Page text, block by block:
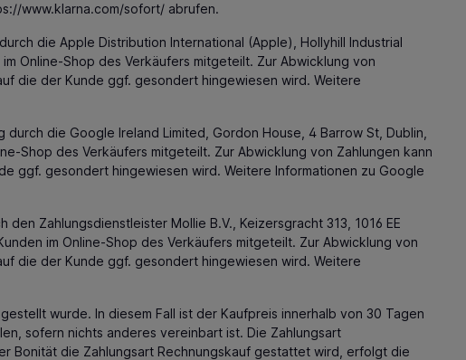
www.klarna.com/sofort/ abrufen.
die Apple Distribution International (Apple), Hollyhill Industrial
Online-Shop des Verkäufers mitgeteilt. Zur Abwicklung von
die der Kunde ggf. gesondert hingewiesen wird. Weitere
die Google Ireland Limited, Gordon House, 4 Barrow St, Dublin,
Shop des Verkäufers mitgeteilt. Zur Abwicklung von Zahlungen kann
ggf. gesondert hingewiesen wird. Weitere Informationen zu Google
Zahlungsdienstleister Mollie B.V., Keizersgracht 313, 1016 EE
im Online-Shop des Verkäufers mitgeteilt. Zur Abwicklung von
die der Kunde ggf. gesondert hingewiesen wird. Weitere
wurde. In diesem Fall ist der Kaufpreis innerhalb von 30 Tagen
sofern nichts anderes vereinbart ist. Die Zahlungsart
Bonität die Zahlungsart Rechnungskauf gestattet wird, erfolgt die